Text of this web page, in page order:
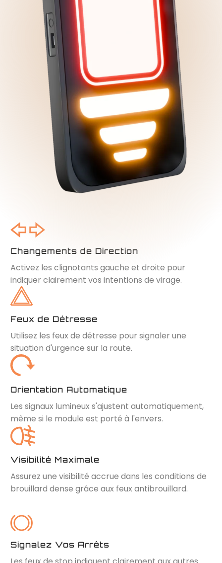
Changements de Direction
Activez les clignotants gauche et droite pour
indiquer clairement vos intentions de virage.
Feux de Détresse
Utilisez les feux de détresse pour signaler une
situation d'urgence sur la route.
Orientation Automatique
Les signaux lumineux s'ajustent automatiquement,
même si le module est porté à l'envers.
Visibilité Maximale
Assurez une visibilité accrue dans les conditions de
brouillard dense grâce aux feux antibrouillard.
Signalez Vos Arrêts